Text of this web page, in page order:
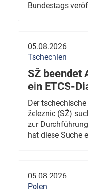
Bundestags
05.08.2026
Tschechien
SŽ beendet
ein ETCS-
Der
železnic (SŽ)
zur
hat diese Suche
05.08.2026
Polen